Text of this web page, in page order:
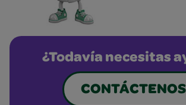
¿Todavía necesitas
CONTÁCTENOS